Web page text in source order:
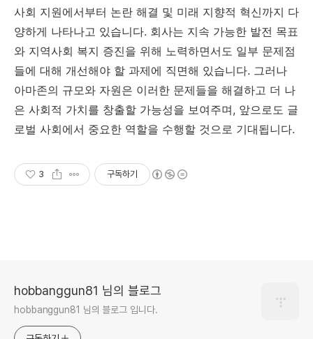
사회 지원에서부터 논란 해결 및 미래 지향적 혁신까지 다
양하게 나타나고 있습니다. 회사는 지속 가능한 발전 목표
와 지역사회 복지 증진을 위해 노력하면서도 일부 문제점
들에 대해 개선해야 할 과제에 직면해 있습니다. 그러나
아마존의 규모와 자원은 이러한 문제들을 해결하고 더 나
은 사회적 가치를 창출할 가능성을 보여주며, 앞으로도 글
로벌 사회에서 중요한 역할을 수행할 것으로 기대됩니다.
3 구독하기
hobbanggun81 님의 블로그
hobbanggun81 님의 블로그 입니다.